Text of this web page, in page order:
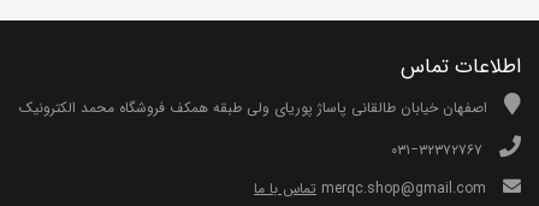
اطلاعات تماس
اصفهان خیابان طالقانی پاساژ پوریای ولی طبقه همکف فروشگاه محمد الکترونیک
تماس با ما